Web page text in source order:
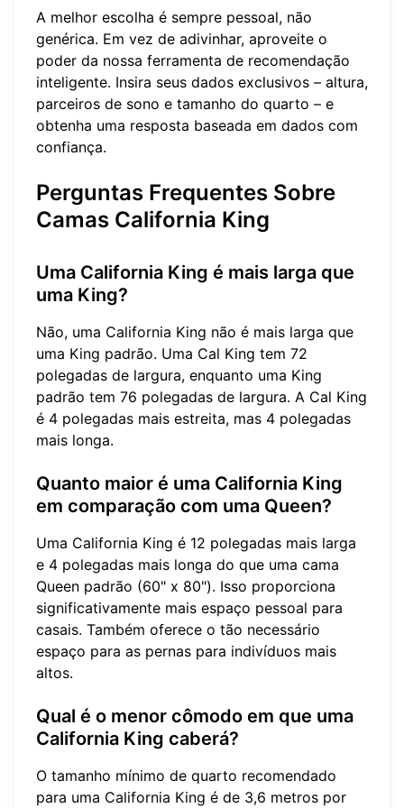
A melhor escolha é sempre pessoal, não
genérica. Em vez de adivinhar, aproveite o
poder da nossa ferramenta de recomendação
inteligente. Insira seus dados exclusivos – altura,
parceiros de sono e tamanho do quarto – e
obtenha uma resposta baseada em dados com
confiança.
Perguntas Frequentes Sobre
Camas California King
Uma California King é mais larga que
uma King?
Não, uma California King não é mais larga que
uma King padrão. Uma Cal King tem 72
polegadas de largura, enquanto uma King
padrão tem 76 polegadas de largura. A Cal King
é 4 polegadas mais estreita, mas 4 polegadas
mais longa.
Quanto maior é uma California King
em comparação com uma Queen?
Uma California King é 12 polegadas mais larga
e 4 polegadas mais longa do que uma cama
Queen padrão (60" x 80"). Isso proporciona
significativamente mais espaço pessoal para
casais. Também oferece o tão necessário
espaço para as pernas para indivíduos mais
altos.
Qual é o menor cômodo em que uma
California King caberá?
O tamanho mínimo de quarto recomendado
para uma California King é de 3,6 metros por